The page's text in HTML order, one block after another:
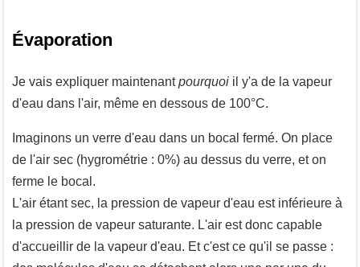
Évaporation
Je vais expliquer maintenantpourquoi il y'a de la vapeur
d'eau dans l'air, même en dessous de 100°C.
Imaginons un verre d'eau dans un bocal fermé. On place
de l'air sec (hygrométrie : 0%) au dessus du verre, et on
ferme le bocal.
L'air étant sec, la pression de vapeur d'eau est inférieure à
la pression de vapeur saturante. L'air est donc capable
d'accueillir de la vapeur d'eau. Et c'est ce qu'il se passe :